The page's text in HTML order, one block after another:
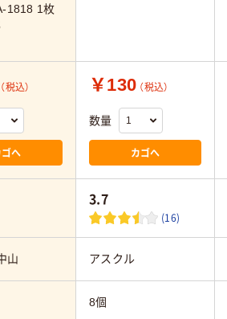
1818 1枚
（税込）
へ
￥130 （税込）
数量
カゴへ
3.7
(16)
山 アスクル
8個